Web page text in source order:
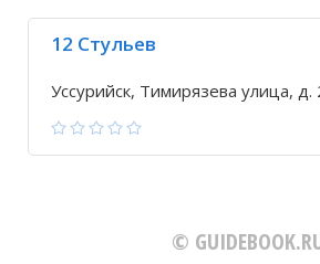
12 Стульев
Уссурийск, Тимирязева улица, д.
©